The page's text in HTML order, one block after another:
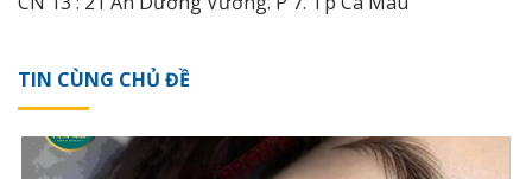
TIN CÙNG CHỦ ĐỀ